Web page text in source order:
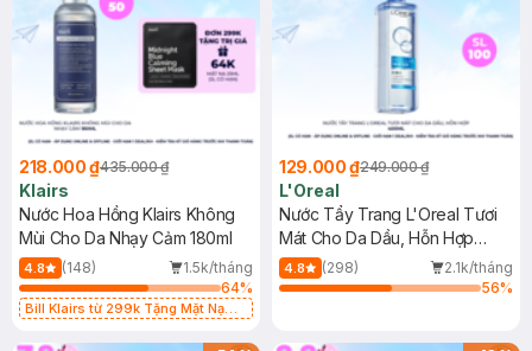
218.000 ₫435.000 ₫
Klairs
Nước Hoa Hồng Klairs Không
Mùi Cho Da Nhạy Cảm 180ml
4.8 (148)
1.5k/tháng
64%
Bill Klairs từ 299k Tặng Mặt Nạ
25ml (SL Có Hạn)
129.000 ₫249.000 ₫
L'Oreal
Nước Tẩy Trang L'Oreal Tươi
Mát Cho Da Dầu, Hỗn Hợp
400ml
4.8 (298)
2.1k/tháng
56%